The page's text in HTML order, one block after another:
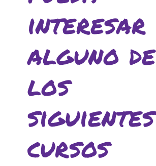
interesar
alguno de
los
siguientes
cursos
CONEIX FUNDESPLAI
L'equip
Missió i valors
Els comptes clars
Memòria d'activitats